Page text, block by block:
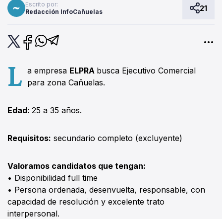
Escrito por:
Redacción InfoCañuelas
21
L a empresa ELPRA busca Ejecutivo Comercial
para zona Cañuelas.
Edad: 25 a 35 años.
Requisitos: secundario completo (excluyente)
Valoramos candidatos que tengan:
• Disponibilidad full time
• Persona ordenada, desenvuelta, responsable, con
capacidad de resolución y excelente trato
interpersonal.